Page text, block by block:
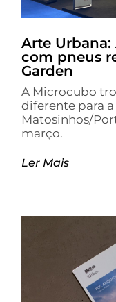
Arte
com pneus
Garden
A Microcubo
diferente para
Matosinhos/
março.
Ler Mais